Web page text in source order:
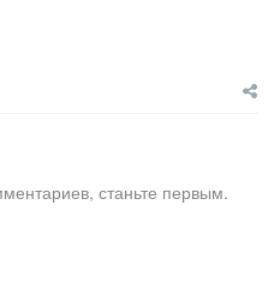
станьте первым.